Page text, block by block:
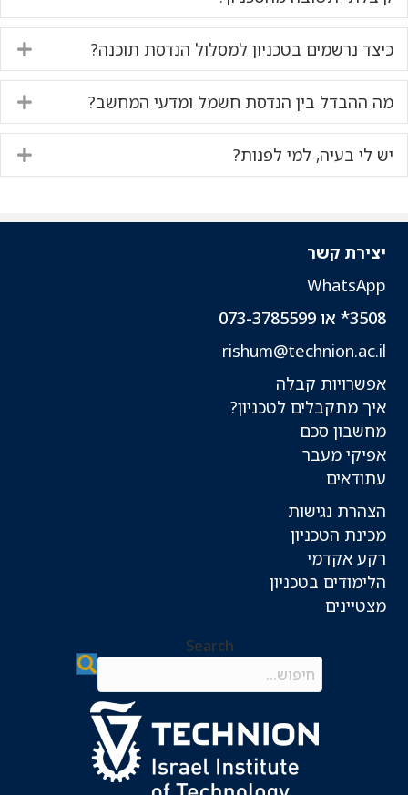
כיצד נרשמים בטכניון למסלול הנדסת תוכנה?
מה ההבדל בין הנדסת חשמל ומדעי המחשב?
יש לי בעיה, למי לפנות?
יצירת קשר
WhatsApp
3508* או 073-3785599
rishum@technion.ac.il
אפשרויות קבלה
איך מתקבלים לטכניון?
מחשבון סכם
אפיקי מעבר
עתודאים
הצהרת נגישות
מכינת הטכניון
רקע אקדמי
הלימודים בטכניון
מצטיינים
Search
Search field required